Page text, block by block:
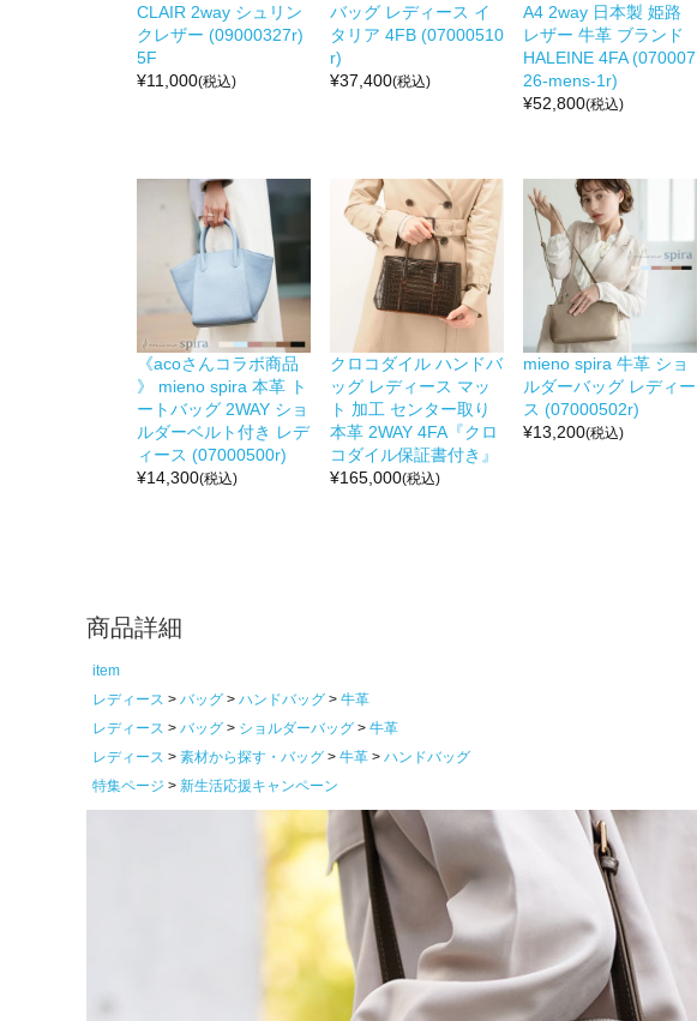
CLAIR 2way シュリン
クレザー (09000327r)
5F
¥11,000(税込)
バッグ レディース イ
タリア 4FB (07000510
r)
¥37,400(税込)
A4 2way 日本製 姫路
レザー 牛革 ブランド
HALEINE 4FA (070007
26-mens-1r)
¥52,800(税込)
《acoさんコラボ商品
》 mieno spira 本革 ト
ートバッグ 2WAY ショ
ルダーベルト付き レデ
ィース (07000500r)
¥14,300(税込)
クロコダイル ハンドバ
ッグ レディース マッ
ト 加工 センター取り
本革 2WAY 4FA『クロ
コダイル保証書付き』
¥165,000(税込)
mieno spira 牛革 ショ
ルダーバッグ レディー
ス (07000502r)
¥13,200(税込)
商品詳細
item
レディース
バッグ ハンドバッグ
牛革
レディース
バッグ ショルダーバッグ
牛革
レディース
素材から探す・バッグ 牛革
ハンドバッグ
特集ページ
新生活応援キャンペーン